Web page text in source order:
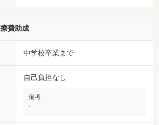
費助成
中学校卒業まで
自己負担なし
備考
-